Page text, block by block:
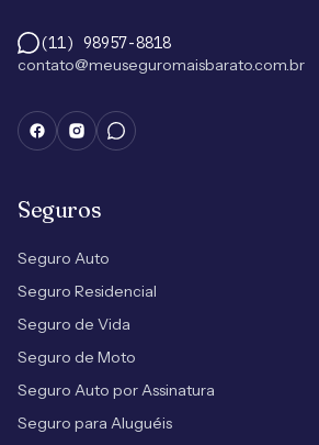
(11) 98957-8818
contato@meuseguromaisbarato.com.br
Seguros
Seguro Auto
Seguro Residencial
Seguro de Vida
Seguro de Moto
Seguro Auto por Assinatura
Seguro para Aluguéis